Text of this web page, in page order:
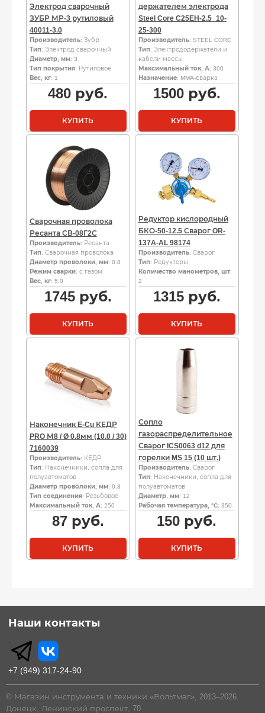
Электрод сварочный
ЗУБР МР-3 рутиловый
40011-3.0
Производитель: Зубр
Тип: Электрод сварочный
Диаметр, мм: 3
Тип покрытия: Рутиловое
Вес, кг: 1
480 руб.
КУПИТЬ
держателем электрода
Steel Core C25EH-2.5_10-
25-300
Производитель: STEEL CORE
Тип: Электрододержатели и
кабели массы
Максимальный ток, А: 300
Назначение: MMA-сварка
1500руб.
КУПИТЬ
Сварочная проволока
Ресанта СВ-08Г2С
Производитель: Ресанта
Тип: Сварочная проволока
Диаметр проволоки, мм: 0.8
Режим сварки: с газом
Вес, кг: 5.0
1745руб.
КУПИТЬ
Редуктор кислородный
БКО-50-12.5 Сварог OR-
137A-AL 98174
Производитель: Сварог
Тип: Редукторы
Количество манометров, шт:
2
1315руб.
КУПИТЬ
Наконечник E-Cu КЕДР
PRO М8 / Ø 0.8мм (10.0 / 30)
7160039
Производитель: КЕДР
Тип: Наконечники, сопла для
полуавтоматов
Диаметр проволоки, мм: 0.8
Тип соединения: Резьбовое
Максимальный ток, А: 250
87руб.
КУПИТЬ
Сопло
газораспределительное
Сварог ICS0063 d12 для
горелки MS 15 (10 шт.)
Производитель: Сварог
Тип: Наконечники, сопла для
полуавтоматов
Диаметр, мм: 12
Рабочая температура, °C: 350
150 руб.
КУПИТЬ
Наши контакты
+7 (949) 317-24-90
© Магазин инструмента и техники «Вольтмаг», 2013–2026.
Донецк, Ленинский проспект, 70